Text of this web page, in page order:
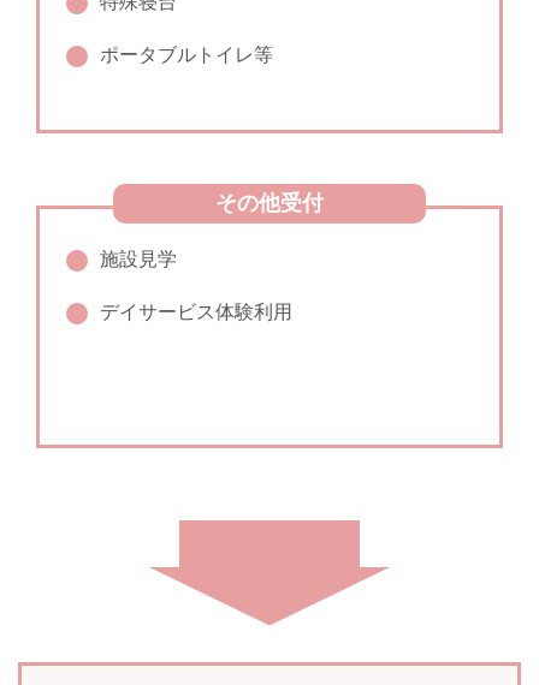
ポータブルトイレ等
その他受付
施設見学
デイサービス体験利用